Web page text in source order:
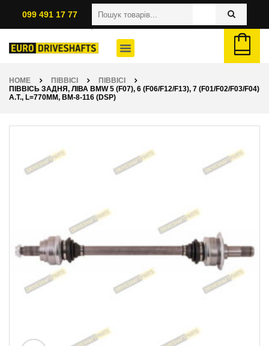
099 491 17 77
HOME ПІВВІСІ
ПІВВІСІ
ПІВВІСЬ ЗАДНЯ, ЛІВА BMW 5 (F07), 6 (F06/F12/F13), 7 (F01/F02/F03/F04)
A.T., L=770ММ, BM-8-116 (DSP)